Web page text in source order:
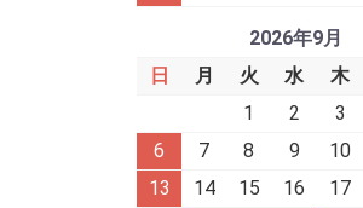
2026年9月
日
月 火 水 木
1
2 3
6
7 8 9 10
13
14 15 16 17